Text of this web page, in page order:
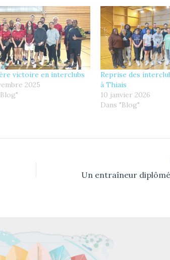
victoire en interclubs
2025
Reprise des
à Thiais
10 janvier 2026
Dans "Blog"